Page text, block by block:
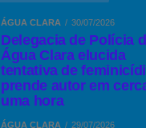
ÁGUA CLARA 30/07/2026
Delegacia de Polícia
Água Clara elucida
tentativa de
prende autor em
uma hora
ÁGUA CLARA 29/07/2026